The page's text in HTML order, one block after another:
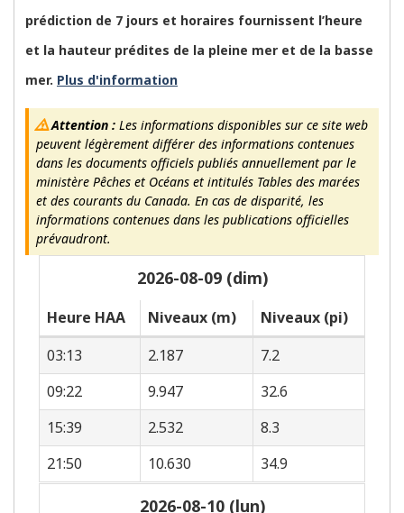
prédiction de 7 jours et horaires fournissent l’heure
et la hauteur prédites de la pleine mer et de la basse
mer. Plus d'information
Attention :Les informations disponibles sur ce site web
peuvent légèrement différer des informations contenues
dans les documents officiels publiés annuellement par le
ministère Pêches et Océans et intitulés Tables des marées
et des courants du Canada. En cas de disparité, les
informations contenues dans les publications officielles
prévaudront.
2026-08-09 (dim)
Heure HAA Niveaux (m)
Niveaux (pi)
03:13
2.187
7.2
09:22
9.947
32.6
15:39
2.532
8.3
21:50
10.630 34.9
2026-08-10 (lun)